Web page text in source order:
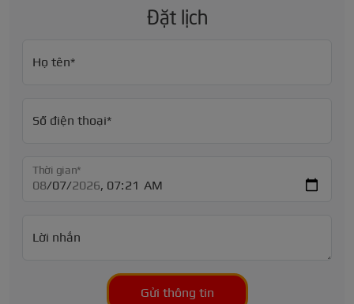
Đặt lịch
Họ tên*
Số điện thoại*
Thời gian*
Lời nhắn
Gửi thông tin